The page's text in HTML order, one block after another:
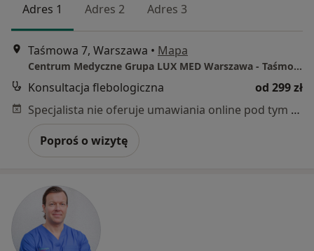
Adres 1 Adres 2 Adres 3
Taśmowa 7, Warszawa • Mapa
Centrum Medyczne Grupa LUX MED Warszawa - Taśmowa 7
Konsultacja flebologiczna
od 299 zł
Specjalista nie oferuje umawiania online pod tym adresem.
Poproś o wizytę